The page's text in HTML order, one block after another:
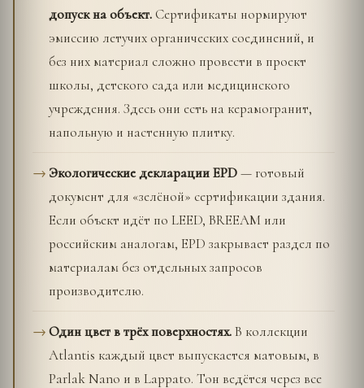
допуск на объект.Сертификаты нормируют
эмиссию летучих органических соединений, и
без них материал сложно провести в проект
школы, детского сада или медицинского
учреждения. Здесь они есть на керамогранит,
напольную и настенную плитку.
Экологические декларации EPD— готовый
документ для «зелёной» сертификации здания.
Если объект идёт по LEED, BREEAM или
российским аналогам, EPD закрывает раздел по
материалам без отдельных запросов
производителю.
Один цвет в трёх поверхностях.В коллекции
Atlantis каждый цвет выпускается матовым, в
Parlak Nano и в Lappato. Тон ведётся через все